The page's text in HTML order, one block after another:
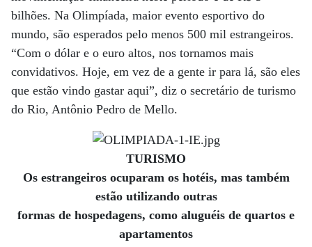
bilhões. Na Olimpíada, maior evento esportivo do
mundo, são esperados pelo menos 500 mil estrangeiros.
“Com o dólar e o euro altos, nos tornamos mais
convidativos. Hoje, em vez de a gente ir para lá, são eles
que estão vindo gastar aqui”, diz o secretário de turismo
do Rio, Antônio Pedro de Mello.
TURISMO
Os estrangeiros ocuparam os hotéis, mas também
estão utilizando outras
formas de hospedagens, como aluguéis de quartos e
apartamentos